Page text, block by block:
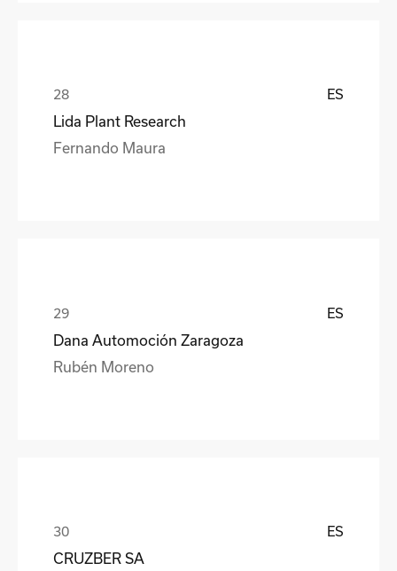
ES
Lida Plant Research
Fernando Maura
ES
Dana Automoción Zaragoza
Rubén Moreno
ES
CRUZBER SA